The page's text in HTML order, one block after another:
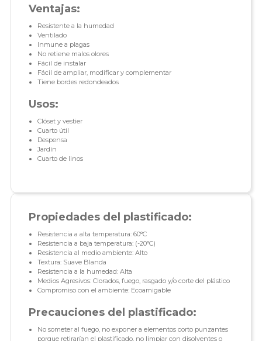
Ventajas:
Resistente a la humedad
Ventilado
Inmune a plagas
No retiene malos olores
Fácil de instalar
Fácil de ampliar, modificar y complementar
Tiene bordes redondeados
Usos:
Clóset y vestier
Cuarto útil
Despensa
Jardín
Cuarto de linos
Propiedades del plastificado:
Resistencia a alta temperatura: 60°C
Resistencia a baja temperatura: (-20°C)
Resistencia al medio ambiente: Alto
Textura: Suave Blanda
Resistencia a la humedad: Alta
Medios Agresivos: Clorados, fuego, rasgado y/o corte del plástico
Compromiso con el ambiente: Ecoamigable
Precauciones del plastificado:
No someter al fuego, no exponer a elementos corto punzantes
porque retirarían el plastificado, no limpiar con disolventes o